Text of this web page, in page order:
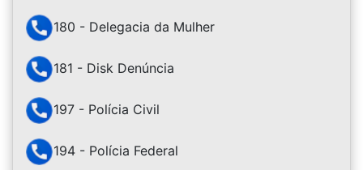
180 - Delegacia da Mulher
181 - Disk Denúncia
197 - Polícia Civil
194 - Polícia Federal